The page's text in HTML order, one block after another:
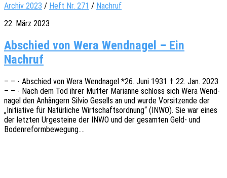
Archiv 2023 / Heft Nr. 271 / Nachruf
22. März 2023
Abschied von Wera Wendnagel – Ein
Nachruf
– – - Abschied von Wera Wend­na­gel *26. Juni 1931 † 22. Jan. 2023
– – - Nach dem Tod ihrer Mutter Mari­an­ne schloss sich Wera Wend­
na­gel den Anhän­gern Silvio Gesells an und wurde Vorsit­zen­de der
„Initia­ti­ve für Natür­li­che Wirt­schafts­ord­nung“ (INWO). Sie war eines
der letz­ten Urge­stei­ne der INWO und der gesam­ten Geld- und
Bodenreformbewegung.…